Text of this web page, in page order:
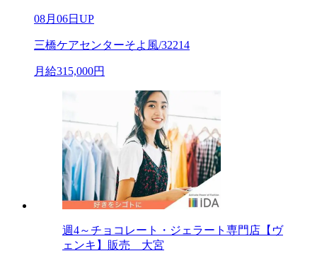
08月06日UP
三橋ケアセンターそよ風/32214
月給315,000円
週4～チョコレート・ジェラート専門店【ヴ
ェンキ】販売 大宮